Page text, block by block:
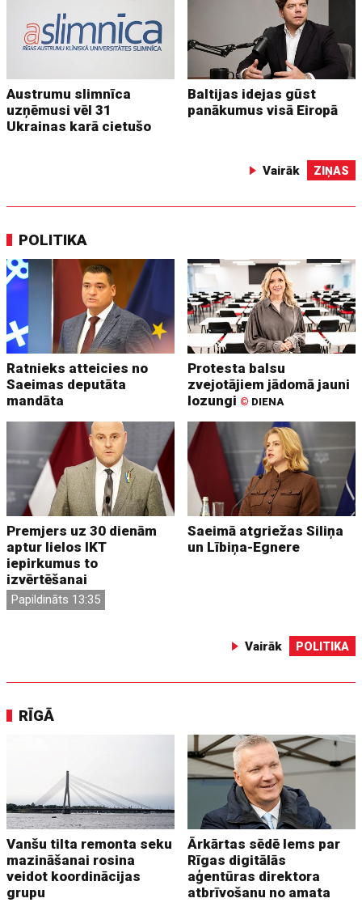
Austrumu slimnīca
uzņēmusi vēl 31
Ukrainas karā cietušo
Baltijas idejas gūst
panākumus visā Eiropā
Vairāk ZIŅAS
POLITIKA
Ratnieks atteicies no
Saeimas deputāta
mandāta
Protesta balsu
zvejotājiem jādomā jauni
lozungi © DIENA
Premjers uz 30 dienām
aptur lielos IKT
iepirkumus to
izvērtēšanai
Papildināts 13:35
Saeimā atgriežas Siliņa
un Lībiņa-Egnere
Vairāk POLITIKA
RĪGĀ
Vanšu tilta remonta seku
mazināšanai rosina
veidot koordinācijas
grupu
Ārkārtas sēdē lems par
Rīgas digitālās
aģentūras direktora
atbrīvošanu no amata